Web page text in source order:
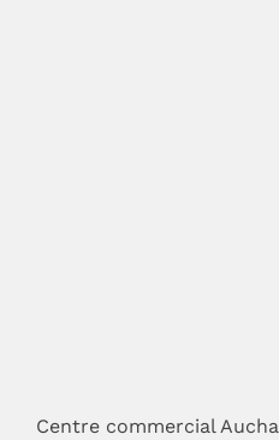
Centre commercial